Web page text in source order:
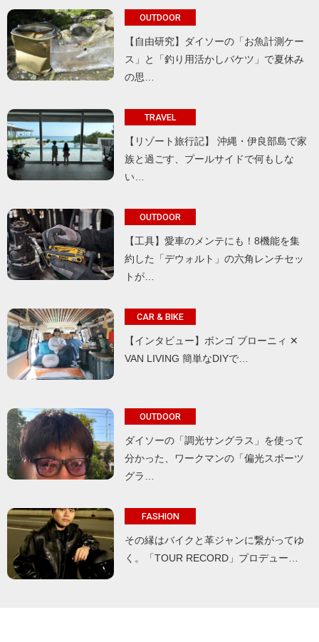
OUTDOOR
【自由研究】ダイソーの「お魚計測ケー
ス」と「釣り用活かしバケツ」で夏休み
の思…
TRAVEL
【リゾート旅行記】 沖縄・伊良部島で家
族と過ごす、プールサイドで何もしな
い…
OUTDOOR
【工具】愛車のメンテにも！8機能を集
約した「デウォルト」の六角レンチセッ
トが…
CAR & BIKE
【インタビュー】ボンゴ ブローニィ ✕
VAN LIVING 簡単なDIYで…
OUTDOOR
ダイソーの「調光サングラス」を使って
分かった、ワークマンの「偏光スポーツ
グラ…
FASHION
その縁はバイクと革ジャンに繋がってゆ
く。「TOUR RECORD」プロデュー…